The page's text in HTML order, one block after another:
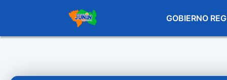
GOBIERNO